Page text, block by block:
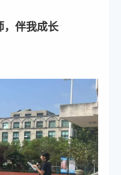
，伴我成长